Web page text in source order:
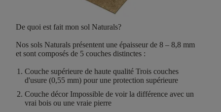
De quoi est fait mon sol Naturals?
Nos sols Naturals présentent une épaisseur de 8 – 8,8 mm
et sont composés de 5 couches distinctes :
Couche supérieure de haute qualité Trois couches
d'usure (0,55 mm) pour une protection supérieure
Couche décor Impossible de voir la différence avec un
vrai bois ou une vraie pierre